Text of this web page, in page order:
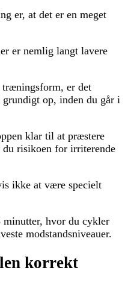
er, at det er en meget
er nemlig langt lavere
træningsform, er det
op, inden du går i
klar til at præstere
risikoen for irriterende
ikke at være specielt
minutter, hvor du cykler
modstandsniveauer.
korrekt